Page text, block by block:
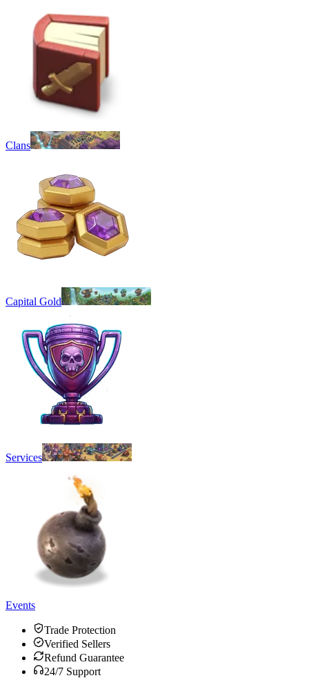
Clans
Capital Gold
Services
Events
Trade Protection
Verified Sellers
Refund Guarantee
24/7 Support